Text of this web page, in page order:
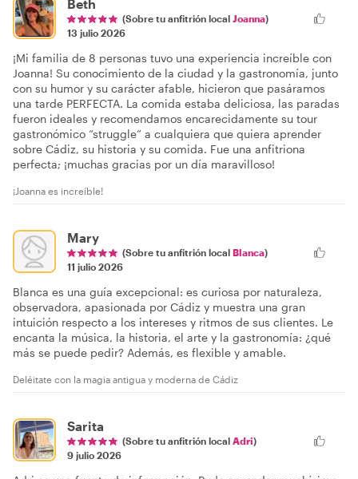
Beth
(Sobre tu anfitrión local Joanna)
13 julio 2026
¡Mi familia de 8 personas tuvo una experiencia increíble con
Joanna! Su conocimiento de la ciudad y la gastronomía, junto
con su humor y su carácter afable, hicieron que pasáramos
una tarde PERFECTA. La comida estaba deliciosa, las paradas
fueron ideales y recomendamos encarecidamente su tour
gastronómico “struggle” a cualquiera que quiera aprender
sobre Cádiz, su historia y su comida. Fue una anfitriona
perfecta; ¡muchas gracias por un día maravilloso!
¡Joanna es increíble!
Mary
(Sobre tu anfitrión local Blanca)
11 julio 2026
Blanca es una guía excepcional: es curiosa por naturaleza,
observadora, apasionada por Cádiz y muestra una gran
intuición respecto a los intereses y ritmos de sus clientes. Le
encanta la música, la historia, el arte y la gastronomía: ¿qué
más se puede pedir? Además, es flexible y amable.
Deléitate con la magia antigua y moderna de Cádiz
Sarita
(Sobre tu anfitrión local Adri)
9 julio 2026